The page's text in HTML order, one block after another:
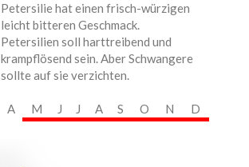
Petersilie hat einen frisch-würzigen
leicht bitteren Geschmack.
Petersilien soll harttreibend und
krampflösend sein. Aber Schwangere
sollte auf sie verzichten.
A M J J A S O N D